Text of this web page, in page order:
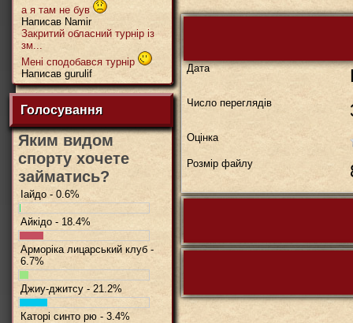
а я там не був
Написав Namir
Закритий обласний турнір із
зм...
Мені сподобався турнір
Написав gurulif
Голосування
Яким видом
спорту хочете
займатись?
Іайдо - 0.6%
Айкідо - 18.4%
Арморіка лицарський клуб -
6.7%
Джиу-джитсу - 21.2%
Каторі синто рю - 3.4%
Дата
Число переглядів
Оцінка
Розмір файлу